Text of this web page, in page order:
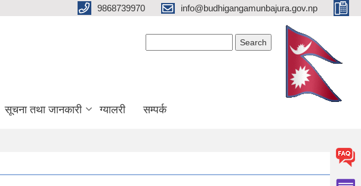
9868739970 info@budhigangamunbajura.gov.np
सूचना तथा जानकारी ग्यालरी सम्पर्क